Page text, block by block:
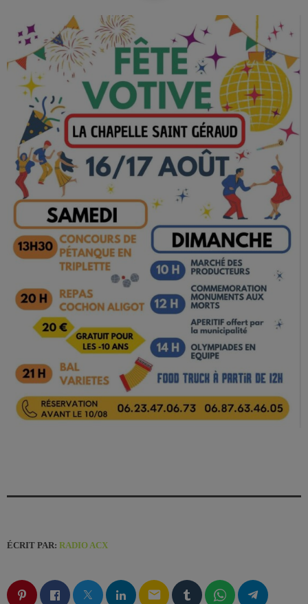
ÉCRIT PAR: RADIO ACX
email